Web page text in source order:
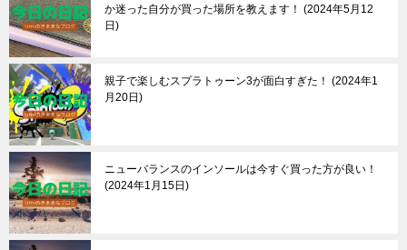
か迷った自分が買った場所を教えます！
2024年5月12
日
親子で楽しむスプラトゥーン3が面白すぎた！
2024年1
月20日
ニューバランスのインソールは今すぐ買った方が良い！
2024年1月15日